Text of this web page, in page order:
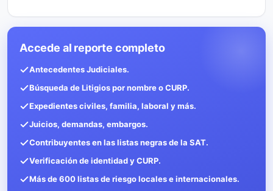
Accede al reporte completo
Antecedentes Judiciales.
Búsqueda de Litigios por nombre o CURP.
Expedientes civiles, familia, laboral y más.
Juicios, demandas, embargos.
Contribuyentes en las listas negras de la SAT.
Verificación de identidad y CURP.
Más de 600 listas de riesgo locales e internacionales.